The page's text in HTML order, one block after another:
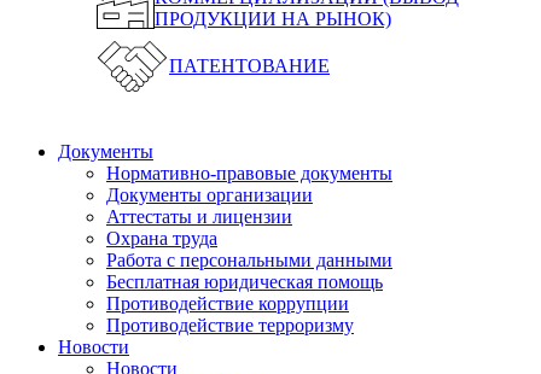
ПРОДУКЦИИ НА РЫНОК)
ПАТЕНТОВАНИЕ
Документы
Нормативно-правовые документы
Документы организации
Аттестаты и лицензии
Охрана труда
Работа с персональными данными
Бесплатная юридическая помощь
Противодействие коррупции
Противодействие терроризму
Новости
Новости